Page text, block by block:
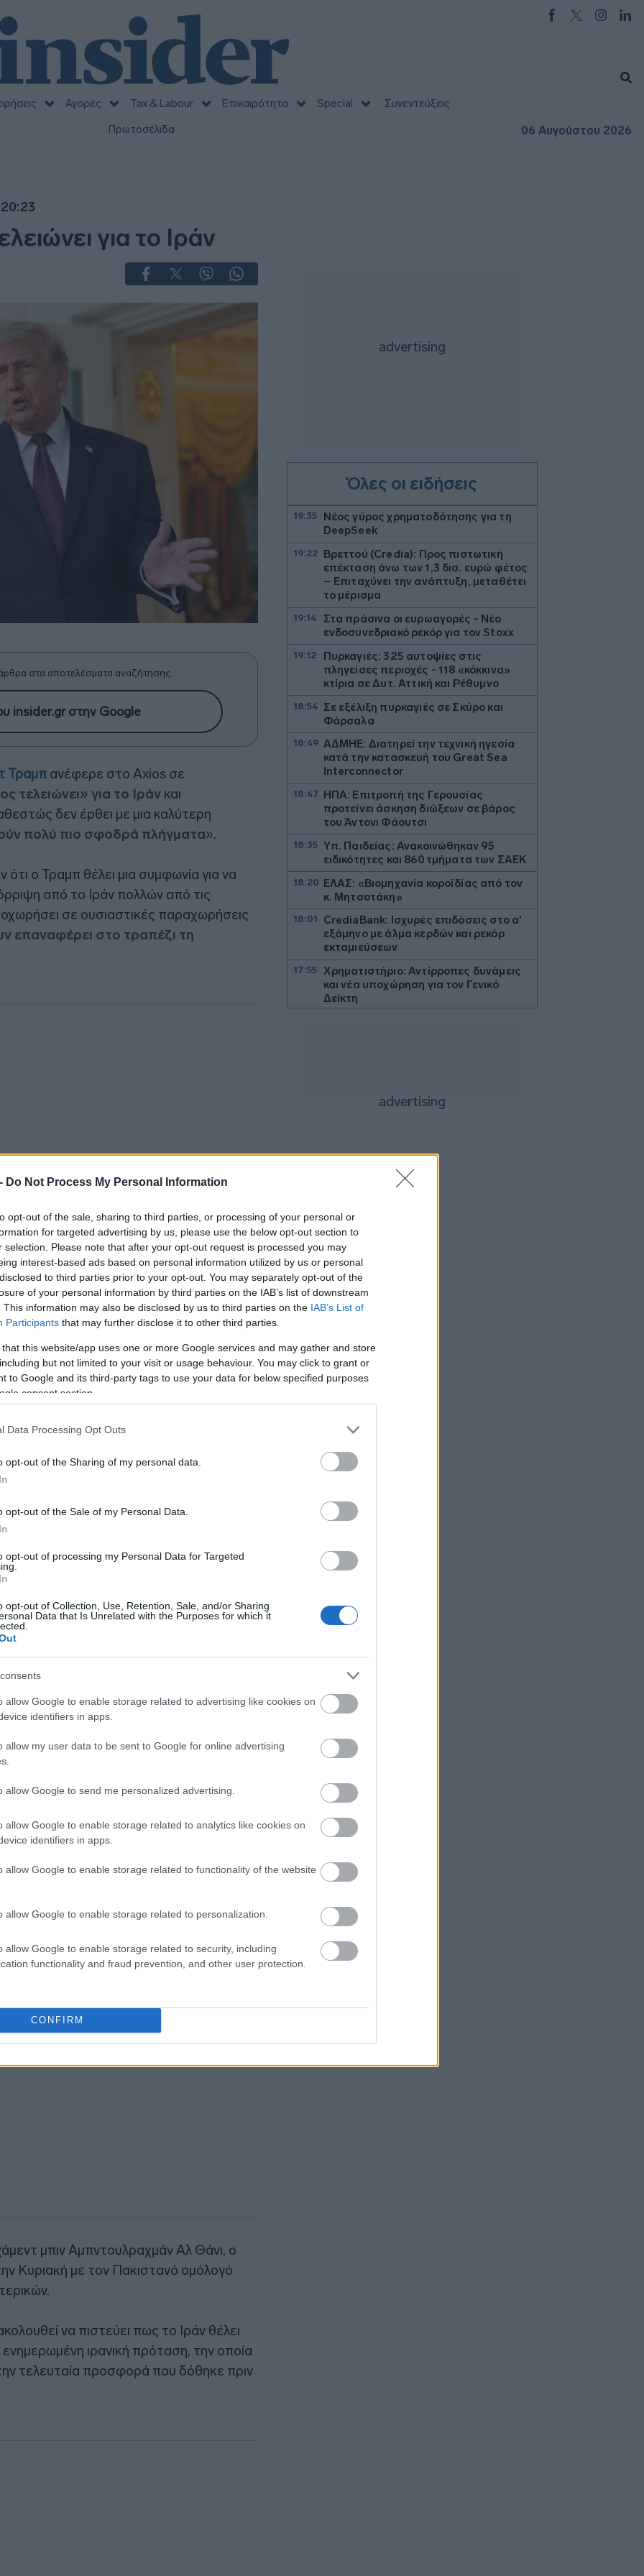
Do Not Process My Personal Information
opt-out of the sale, sharing to third parties, or processing of your personal or
for targeted advertising by us, please use the below opt-out section to
selection. Please note that after your opt-out request is processed you may
interest-based ads based on personal information utilized by us or personal
to third parties prior to your opt-out. You may separately opt-out of the
of your personal information by third parties on the IAB’s list of downstream
This information may also be disclosed by us to third parties on the IAB’s List of
Participants that may further disclose it to other third parties.
that this website/app uses one or more Google services and may gather and store
but not limited to your visit or usage behaviour. You may click to grant or
to Google and its third-party tags to use your data for below specified purposes
consent section.
Data Processing Opt Outs
opt-out of the Sharing of my personal data.
opt-out of the Sale of my Personal Data.
opt-out of processing my Personal Data for Targeted
opt-out of Collection, Use, Retention, Sale, and/or Sharing
Data that Is Unrelated with the Purposes for which it
allow Google to enable storage related to advertising like cookies on
identifiers in apps.
allow my user data to be sent to Google for online advertising
allow Google to send me personalized advertising.
allow Google to enable storage related to analytics like cookies on
identifiers in apps.
allow Google to enable storage related to functionality of the website
allow Google to enable storage related to personalization.
allow Google to enable storage related to security, including
functionality and fraud prevention, and other user protection.
CONFIRM
Αγορές Tax & Labour Επικαιρότητα Special
Συνεντεύξεις
Πρωτοσέλιδα
06 Αυγούστου 2026
για το Ιράν
στα αποτελέσματα αναζήτησης.
insider.gr στην Google
Τραμπ ανέφερε στο Axios σε
τελειώνει» για το Ιράν και
δεν έρθει με μια καλύτερη
πολύ πιο σφοδρά πλήγματα».
ο Τραμπ θέλει μια συμφωνία για να
από το Ιράν πολλών από τις
σε ουσιαστικές παραχωρήσεις
επαναφέρει στο τραπέζι τη
σύσκεψη στην Αίθουσα Επιχειρήσεων με
την Τρίτη για να συζητήσει τις
με δύο Αμερικανούς
Ισραηλινό πρωθυπουργό Μπενιαμίν
Ιράν.
μέλη της ομάδας εθνικής ασφάλειας
να συζητήσουν το Ιράν, σύμφωνα με
ο Αντιπρόεδρος Τζέι Ντι Βανς, ο
Στιβ Γουίτκοφ, ο Υπουργός
της CIA Τζον Ράτκλιφ.
επισκέφθηκε την Τεχεράνη το
με ανώτερους Ιρανούς ηγέτες
του πολέμου. Το Πακιστάν είναι
και Ιράν.
μπιν Αμπντουλραχμάν Αλ Θάνι, ο
Κυριακή με τον Πακιστανό ομόλογό
να πιστεύει πως το Ιράν θέλει
ενημερωμένη ιρανική πρόταση, την οποία
τελευταία προσφορά που δόθηκε πριν
Όλες οι ειδήσεις
19:35
Νέος γύρος χρηματοδότησης για τη
DeepSeek
19:22
Βρεττού (Credia): Προς πιστωτική
επέκταση άνω των 1,3 δισ. ευρώ φέτος
– Επιταχύνει την ανάπτυξη, μεταθέτει
το μέρισμα
19:14
Στα πράσινα οι ευρωαγορές - Νέο
ενδοσυνεδριακό ρεκόρ για τον Stoxx
19:12
Πυρκαγιές: 325 αυτοψίες στις
πληγείσες περιοχές - 118 «κόκκινα»
κτίρια σε Δυτ. Αττική και Ρέθυμνο
18:54
Σε εξέλιξη πυρκαγιές σε Σκύρο και
Φάρσαλα
18:49 ΑΔΜΗΕ: Διατηρεί την τεχνική ηγεσία
κατά την κατασκευή του Great Sea
Interconnector
18:47 ΗΠΑ: Επιτροπή της Γερουσίας
προτείνει άσκηση διώξεων σε βάρος
του Άντονι Φάουτσι
18:35 Υπ. Παιδείας: Ανακοινώθηκαν 95
ειδικότητες και 860 τμήματα των ΣΑΕΚ
18:20 ΕΛΑΣ: «Βιομηχανία κοροϊδίας από τον
κ. Μητσοτάκη»
18:01
CrediaBank: Ισχυρές επιδόσεις στο α'
εξάμηνο με άλμα κερδών και ρεκόρ
εκταμιεύσεων
17:55
Χρηματιστήριο: Αντίρροπες δυνάμεις
και νέα υποχώρηση για τον Γενικό
Δείκτη
Η Μόσχα καταδικάζει την απόφαση
Η Qualco αποκτά το 50,1% της
της Apple για κλοπή εμπορικών
μυστικών
17:15
Η Bain Capital εξαγοράζει την αλυσίδα
«bubble tea» Gong Cha - Στα 635 εκατ.
δολ. το deal
17:12
Σε εξέλιξη πυρκαγιά στην Αγία Μαρίνα
Ηλείας - Επιχειρούν ισχυρές επίγειες
16:59 ΟΠΕΚΑ: Αύριο η δεύτερη πληρωμή των
δικαιούχων του Λογαριασμού
Αγροτικής Εστίας
Ποια είναι η (κυβερνητική) λίστα με τα
χρονοδιαγράμματα
Wizz Air: Τα ακριβά αεροπορικά
καύσιμα έπληξαν τα έσοδα
αναμένοντας συμφωνία για το Ορμούζ
πυρκαγιές
Επιτροπής Βιομηχανίας
Γερμανία: Πυρομαχικά μετέφερε το
οποίο βρέθηκε drone με εκρηκτικά
ΕΕ: «Παραμένουμε ευάλωτοι αν οι
συνοριακοί έλεγχοι εξαρτώνται από
την καλή θέληση γειτονικών χωρών»
παράδεισος όπου ο χρόνος σταματά
18η συνεχόμενη χρονιά
Commerzbank: Προχωρά σε buyback
1,2 δισ. ευρώ εν μέσω της «κόντρας»
με την UniCredit
Σερβία και Αλβανία, κορυφώνεται το
κύμα καύσωνα